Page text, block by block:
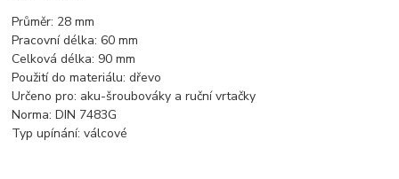
Průměr: 28 mm
Pracovní délka: 60 mm
Celková délka: 90 mm
Použití do materiálu: dřevo
Určeno pro: aku-šroubováky a ruční vrtačky
Norma: DIN 7483G
Typ upínání: válcové